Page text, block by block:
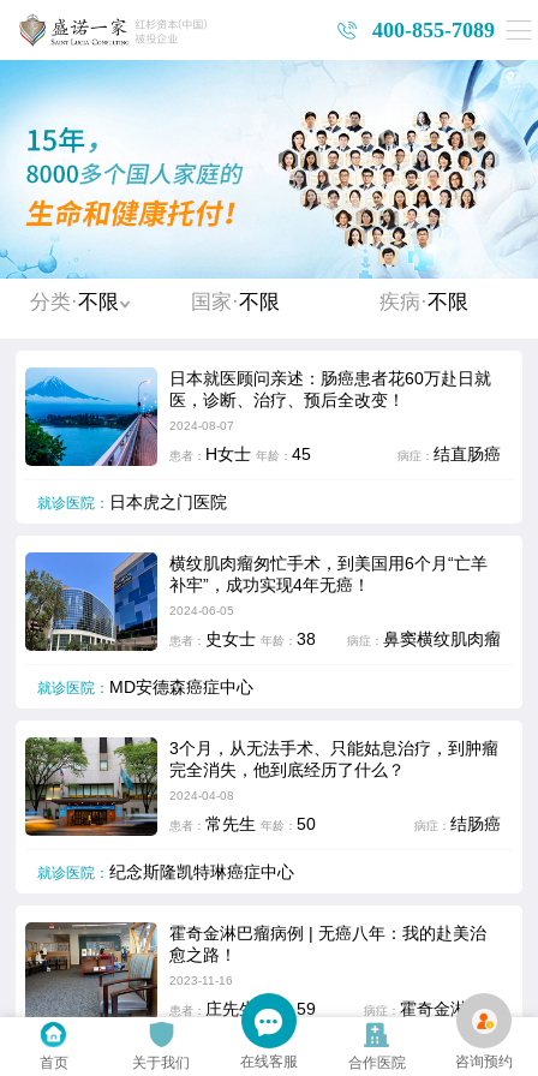
400-855-7089
分类·不限 国家·不限 疾病·不限
日本就医顾问亲述：肠癌患者花60万赴日就
医，诊断、治疗、预后全改变！
2024-08-07
患者： H女士 年龄：45 病症： 结直肠癌
就诊医院： 日本虎之门医院
横纹肌肉瘤匆忙手术，到美国用6个月“亡羊
补牢”，成功实现4年无癌！
2024-06-05
患者： 史女士 年龄：38 病症： 鼻窦横纹肌肉瘤
就诊医院： MD安德森癌症中心
​3个月，从无法手术、只能姑息治疗，到肿瘤
完全消失，他到底经历了什么？
2024-04-08
患者：常先生 年龄：50 病症： 结肠癌
就诊医院：纪念斯隆凯特琳癌症中心
霍奇金淋巴瘤病例 | 无癌八年：我的赴美治
愈之路！
2023-11-16
患者： 庄先生 年龄：59 病症： 霍奇金淋巴瘤
就诊医院： 丹娜法伯癌症研究院
首页 关于我们 在线客服 合作医院 咨询预约